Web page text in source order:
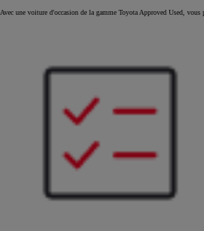
À partir de
Avec une voiture d'occasion de la gamme Toyota Approved Used,